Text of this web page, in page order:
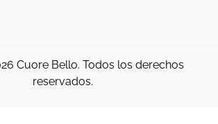
Cuore Bello. Todos los derechos
reservados.